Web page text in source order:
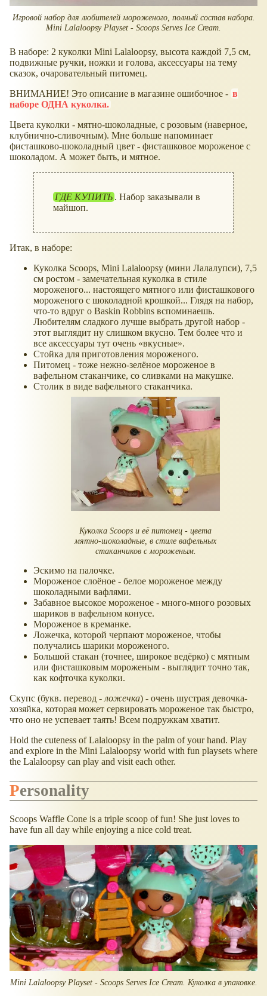
Игровой набор для любителей мороженого, полный состав набора.
Mini Lalaloopsy Playset - Scoops Serves Ice Cream.
В наборе: 2 куколки Mini Lalaloopsy, высота каждой 7,5 см,
подвижные ручки, ножки и голова, аксессуары на тему
сказок, очаровательный питомец.
ВНИМАНИЕ! Это описание в магазине ошибочное - в
наборе ОДНА куколка.
Цвета куколки - мятно-шоколадные, с розовым (наверное,
клубнично-сливочным). Мне больше напоминает
фисташково-шоколадный цвет - фисташковое мороженое с
шоколадом. А может быть, и мятное.
ГДЕ КУПИТЬ . Набор заказывали в
майшоп.
Итак, в наборе:
Куколка Scoops, Mini Lalaloopsy (мини Лалалупси), 7,5
см ростом - замечательная куколка в стиле
мороженого... настоящего мятного или фисташкового
мороженого с шоколадной крошкой... Глядя на набор,
что-то вдруг о Baskin Robbins вспоминаешь.
Любителям сладкого лучше выбрать другой набор -
этот выглядит ну слишком вкусно. Тем более что и
все аксессуары тут очень
вкусные .
Стойка для приготовления мороженого.
Питомец - тоже нежно-зелёное мороженое в
вафельном стаканчике, со сливками на макушке.
Столик в виде вафельного стаканчика.
Куколка Scoops и её питомец - цвета
мятно-шоколадные, в стиле вафельных
стаканчиков с мороженым.
Эскимо на палочке.
Мороженое слоёное - белое мороженое между
шоколадными вафлями.
Забавное высокое мороженое - много-много розовых
шариков в вафельном конусе.
Мороженое в креманке.
Ложечка, которой черпают мороженое, чтобы
получались шарики мороженого.
Большой стакан (точнее, широкое ведёрко) с мятным
или фисташковым мороженым - выглядит точно так,
как кофточка куколки.
Скупс (букв. перевод - ложечка) - очень шустрая девочка-
хозяйка, которая может сервировать мороженое так быстро,
что оно не успевает таять! Всем подружкам хватит.
Hold the cuteness of Lalaloopsy in the palm of your hand. Play
and explore in the Mini Lalaloopsy world with fun playsets where
the Lalaloopsy can play and visit each other.
Personality
Scoops Waffle Cone is a triple scoop of fun! She just loves to
have fun all day while enjoying a nice cold treat.
Mini Lalaloopsy Playset - Scoops Serves Ice Cream. Куколка в упаковке.